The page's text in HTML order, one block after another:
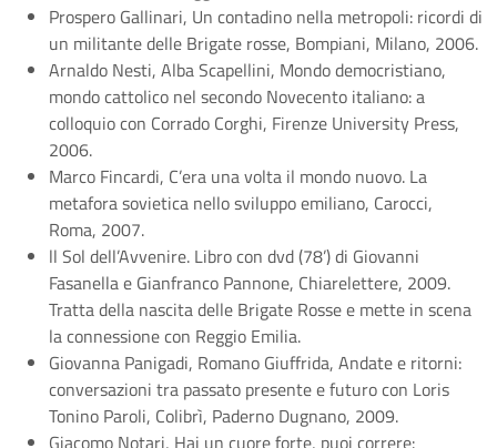
Prospero Gallinari, Un contadino nella metropoli: ricordi di
un militante delle Brigate rosse, Bompiani, Milano, 2006.
Arnaldo Nesti, Alba Scapellini, Mondo democristiano,
mondo cattolico nel secondo Novecento italiano: a
colloquio con Corrado Corghi, Firenze University Press,
2006.
Marco Fincardi, C’era una volta il mondo nuovo. La
metafora sovietica nello sviluppo emiliano, Carocci,
Roma, 2007.
ll Sol dell’Avvenire. Libro con dvd (78’) di Giovanni
Fasanella e Gianfranco Pannone, Chiarelettere, 2009.
Tratta della nascita delle Brigate Rosse e mette in scena
la connessione con Reggio Emilia.
Giovanna Panigadi, Romano Giuffrida, Andate e ritorni:
conversazioni tra passato presente e futuro con Loris
Tonino Paroli, Colibrì, Paderno Dugnano, 2009.
Giacomo Notari, Hai un cuore forte, puoi correre: